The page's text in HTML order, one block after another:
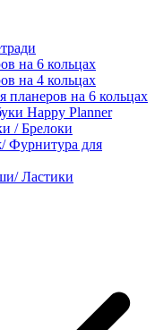
на 6 кольцах
на 4 кольцах
планеров на 6 кольцах
Happy Planner
/ Брелоки
Фурнитура для
Ластики